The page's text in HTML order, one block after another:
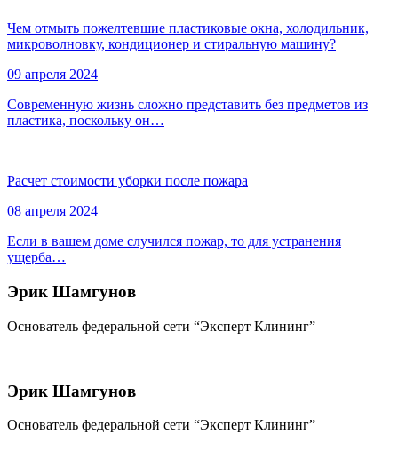
Чем отмыть пожелтевшие пластиковые окна, холодильник,
микроволновку, кондиционер и стиральную машину?
09 апреля 2024
Современную жизнь сложно представить без предметов из
пластика, поскольку он…
Расчет стоимости уборки после пожара
08 апреля 2024
Если в вашем доме случился пожар, то для устранения
ущерба…
Эрик Шамгунов
Основатель федеральной сети “Эксперт Клининг”
Эрик Шамгунов
Основатель федеральной сети “Эксперт Клининг”